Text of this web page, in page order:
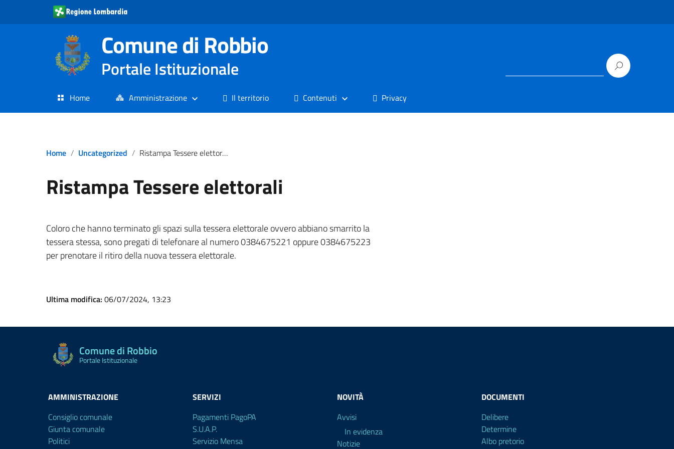
Comune di Robbio
Portale Istituzionale
Home Amministrazione Il territorio Contenuti Privacy
Home Uncategorized Ristampa Tessere elettorali
Ristampa Tessere elettorali
Coloro che hanno terminato gli spazi sulla tessera elettorale ovvero abbiano smarrito la
tessera stessa, sono pregati di telefonare al numero 0384675221 oppure 0384675223
per prenotare il ritiro della nuova tessera elettorale.
Ultima modifica: 06/07/2024, 13:23
Comune di Robbio
Portale Istituzionale
AMMINISTRAZIONE
Consiglio comunale
Giunta comunale
Politici
SERVIZI
Pagamenti PagoPA
S.U.A.P.
Servizio Mensa
NOVITÀ
Avvisi
In evidenza
Notizie
DOCUMENTI
Delibere
Determine
Albo pretorio